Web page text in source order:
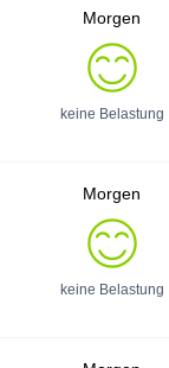
Morgen
keine Belastung
Morgen
keine Belastung